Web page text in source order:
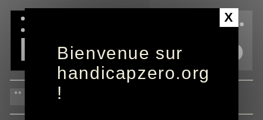
calendrier du championnat
X
Bienvenue sur
handicapzero.org
!